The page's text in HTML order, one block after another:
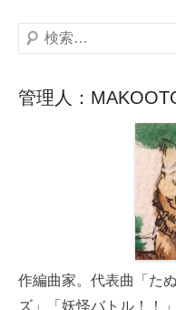
検
管理人：
作編曲家。代表曲「た
ズ」「妖怪バトル！！